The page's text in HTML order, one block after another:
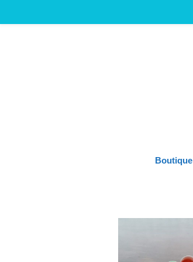
Boutique